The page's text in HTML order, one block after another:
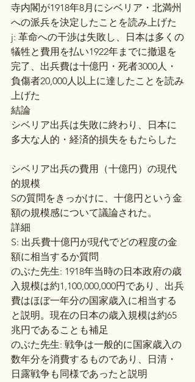
寺内閣が1918年8月にシベリア・北満州
への派兵を決定したことを読み上げた
j: 革命への干渉は失敗し、日本は多くの
犠牲と費用を払い1922年までに撤退を
完了、出兵費は十億円・死者3000人・
負傷者20,000人以上に達したことを読み
上げた
結論
シベリア出兵は失敗に終わり、日本に
多大な人的・経済的損失をもたらした
シベリア出兵の費用（十億円）の現代
的規模
Sの質問をきっかけに、十億円という金
額の規模感について議論された。
詳細
S: 出兵費十億円が現代でどの程度の金
額に相当するか質問
のぶた先生: 1918年当時の日本政府の歳
入規模は約1,100,000,000円であり、出兵
費はほぼ一年分の国家歳入に相当する
と説明。現在の日本の歳入規模は約65
兆円であることも補足
のぶた先生: 戦争は一般的に国家歳入の
数年分を消費するものであり、日清・
日露戦争も同様であったと説明